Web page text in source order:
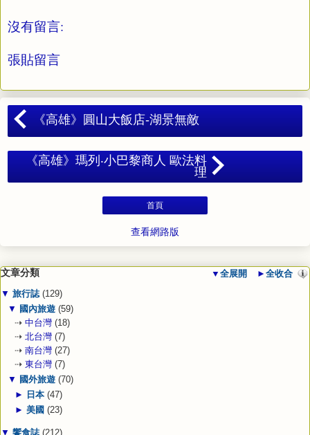
沒有留言:
張貼留言
《高雄》圓山大飯店-湖景無敵
《高雄》瑪列‧小巴黎商人 歐法料
理
首頁
查看網路版
▼ 全展開 ► 全收合
文章分類
▼ 旅行誌 (129)
▼ 國內旅遊 (59)
⇢ 中台灣 (18)
⇢ 北台灣 (7)
⇢ 南台灣 (27)
⇢ 東台灣 (7)
▼ 國外旅遊 (70)
►
日本 (47)
► 美國 (23)
▼ 饗食誌 (212)